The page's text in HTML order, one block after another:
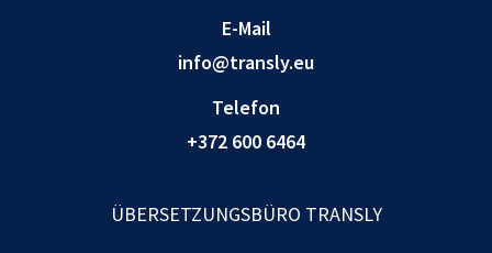
E-Mail
info@transly.eu
Telefon
+372 600 6464
ÜBERSETZUNGSBÜRO TRANSLY